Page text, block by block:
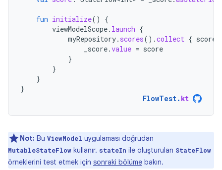
fun initialize()
{
viewModelScope. launch {
myRepository. scores().collect { score
_score.value = score
}
}
}
}
FlowTest. kt
Not: Bu ViewModel uygulaması doğrudan
MutableStateFlow kullanır. stateIn ile oluşturulan StateFlow
örneklerini test etmek için sonraki bölüme bakın.